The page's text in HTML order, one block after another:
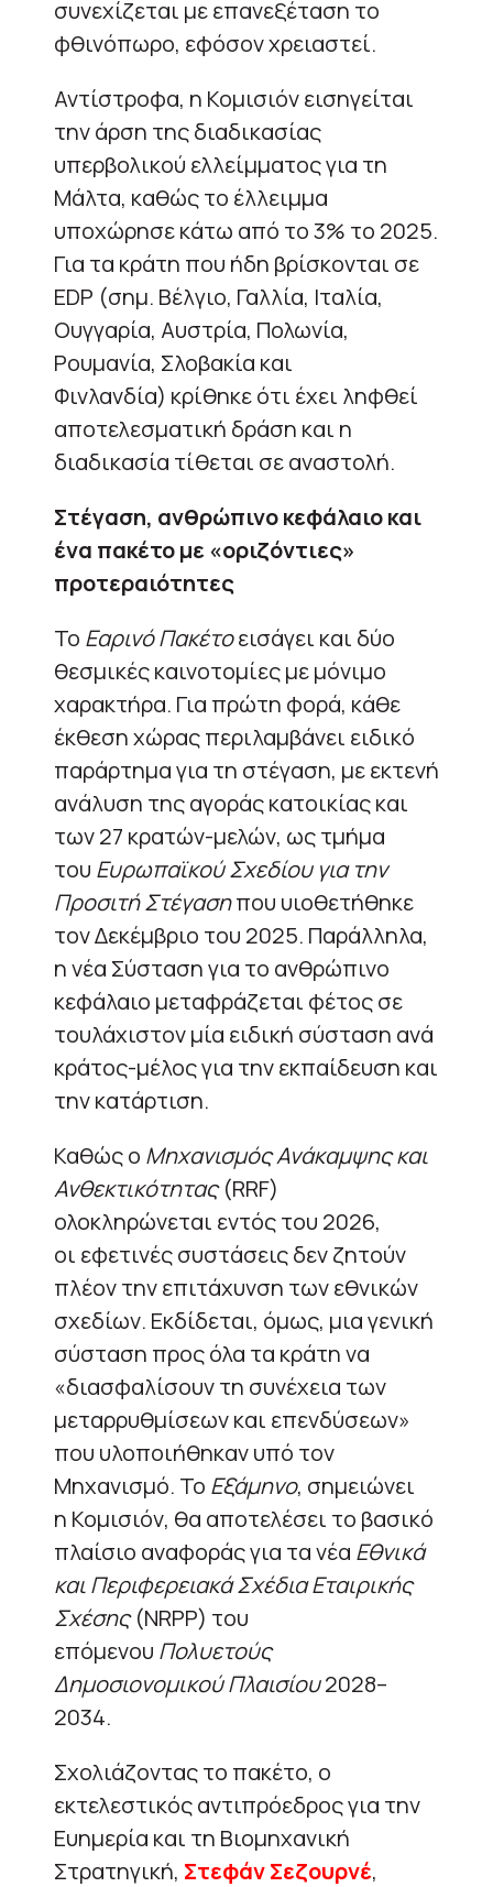
συνεχίζεται με επανεξέταση το
φθινόπωρο, εφόσον χρειαστεί.
Αντίστροφα, η Κομισιόν εισηγείται
την άρση της διαδικασίας
υπερβολικού ελλείμματος για τη
Μάλτα, καθώς το έλλειμμα
υποχώρησε κάτω από το 3% το 2025.
Για τα κράτη που ήδη βρίσκονται σε
EDP (σημ. Βέλγιο, Γαλλία, Ιταλία,
Ουγγαρία, Αυστρία, Πολωνία,
Ρουμανία, Σλοβακία και
Φινλανδία) κρίθηκε ότι έχει ληφθεί
αποτελεσματική δράση και η
διαδικασία τίθεται σε αναστολή.
Στέγαση, ανθρώπινο κεφάλαιο και
ένα πακέτο με «οριζόντιες»
προτεραιότητες
Το Εαρινό Πακέτοεισάγει και δύο
θεσμικές καινοτομίες με μόνιμο
χαρακτήρα. Για πρώτη φορά, κάθε
έκθεση χώρας περιλαμβάνει ειδικό
παράρτημα για τη στέγαση, με εκτενή
ανάλυση της αγοράς κατοικίας και
των 27 κρατών-μελών, ως τμήμα
του Ευρωπαϊκού Σχεδίου για την
Προσιτή Στέγασηπου υιοθετήθηκε
τον Δεκέμβριο του 2025. Παράλληλα,
η νέα Σύσταση για το ανθρώπινο
κεφάλαιο μεταφράζεται φέτος σε
τουλάχιστον μία ειδική σύσταση ανά
κράτος-μέλος για την εκπαίδευση και
την κατάρτιση.
Καθώς ο Μηχανισμός Ανάκαμψης και
Ανθεκτικότητας(RRF)
ολοκληρώνεται εντός του 2026,
οι εφετινές συστάσεις δεν ζητούν
πλέον την επιτάχυνση των εθνικών
σχεδίων. Εκδίδεται, όμως, μια γενική
σύσταση προς όλα τα κράτη να
«διασφαλίσουν τη συνέχεια των
μεταρρυθμίσεων και επενδύσεων»
που υλοποιήθηκαν υπό τον
Μηχανισμό. Το Εξάμηνο, σημειώνει
η Κομισιόν, θα αποτελέσει το βασικό
πλαίσιο αναφοράς για τα νέα Εθνικά
και Περιφερειακά Σχέδια Εταιρικής
Σχέσης(NRPP) του
επόμενου Πολυετούς
Δημοσιονομικού Πλαισίου2028–
2034.
Σχολιάζοντας το πακέτο, ο
εκτελεστικός αντιπρόεδρος για την
Ευημερία και τη Βιομηχανική
Στρατηγική, Στεφάν Σεζουρνέ,